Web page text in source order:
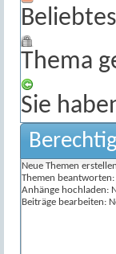
Thema
Sie
Neue Themen
Themen beantworten:
Anhänge hochladen:
Beiträge bearbeiten: